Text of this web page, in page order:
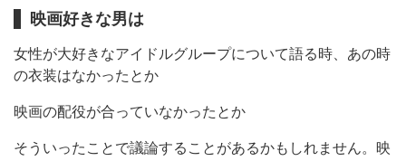
映画好きな男は
女性が大好きなアイドルグループについて語る時、あの時
の衣装はなかったとか
映画の配役が合っていなかったとか
そういったことで議論することがあるかもしれません。映